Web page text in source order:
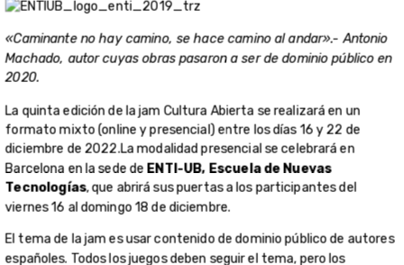
participantes tienen libertad para seleccionar la obra (ya sea
literaria, pictórica o de otro origen).
Un grupo de expertos del sector evaluará todos los juegos
presentados en la jam y que cumplan con las
destacados en unaexposición físicael 10 y 11 de marzo de
2023 en la sede deGameBCN, la incubadora de videojuegos
ubicada en el centro de creación cultural y artísticaPalo
Alto(Carrer dels Pellaires 30 – 38, Barcelona).
una game
jam?
diseñadores, programadores y gente de todas
las disciplinas se juntan para hacer un juego en